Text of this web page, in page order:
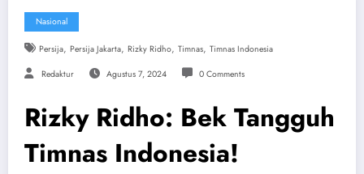
Nasional
Persija, Persija Jakarta, Rizky Ridho, Timnas, Timnas Indonesia
Redaktur Agustus 7, 2024 0 Comments
Rizky Ridho: Bek Tangguh
Timnas Indonesia!